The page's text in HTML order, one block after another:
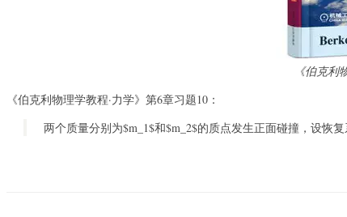
《伯克
《伯克利物理学教程·力学》第6章习题10：
两个质量分别为$m_1$和$m_2$的质点发生正面碰撞，设恢